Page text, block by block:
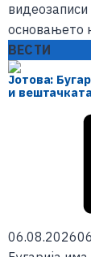
основањето
ВЕСТИ
Јотова:
и
06.08.2026